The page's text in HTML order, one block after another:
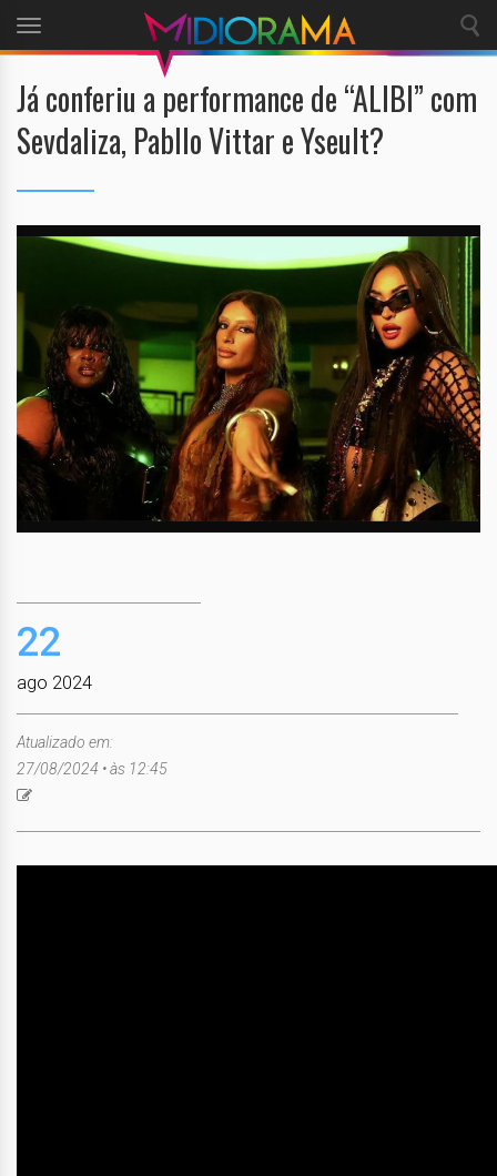
Toggle
navigation
Já conferiu a performance de “ALIBI” com
Sevdaliza, Pabllo Vittar e Yseult?
22
ago 2024
Atualizado em:
27/08/2024 • às 12:45